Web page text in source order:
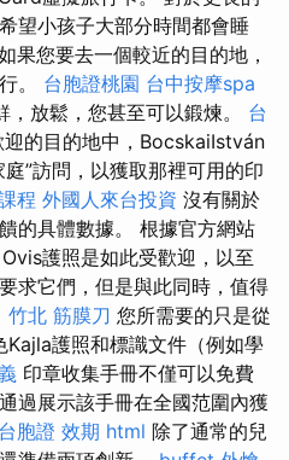
望小孩子大部分時間都會睡
果您要去一個較近的目的地，
。 台胞證桃園 台中按摩spa
，放鬆，您甚至可以鍛煉。 台
的目的地中，BocskaiIstván
”訪問，以獲取那裡可用的印
程 外國人來台投資 沒有關於
的具體數據。 根據官方網站
Ovis護照是如此受歡迎，以至
求它們，但是與此同時，值得
竹北 筋膜刀 您所需要的只是從
護照和標識文件（例如學
印章收集手冊不僅可以免費
過展示該手冊在全國范圍內獲
台胞證 效期 html 除了通常的兒